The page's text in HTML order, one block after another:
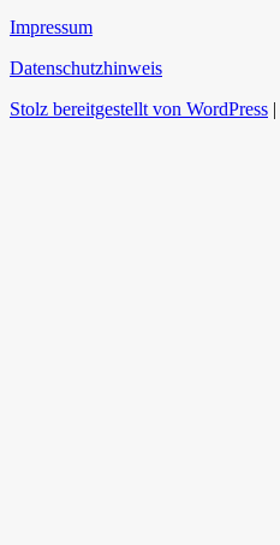
Impressum
Datenschutzhinweis
Stolz bereitgestellt von WordPress |